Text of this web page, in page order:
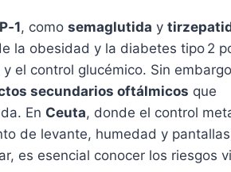
, como semaglutida y
la obesidad y la diabetes tipo 2
el control glucémico. Sin
secundarios oftálmicos que
En Ceuta, donde el control
de levante, humedad y
es esencial conocer los riesgos